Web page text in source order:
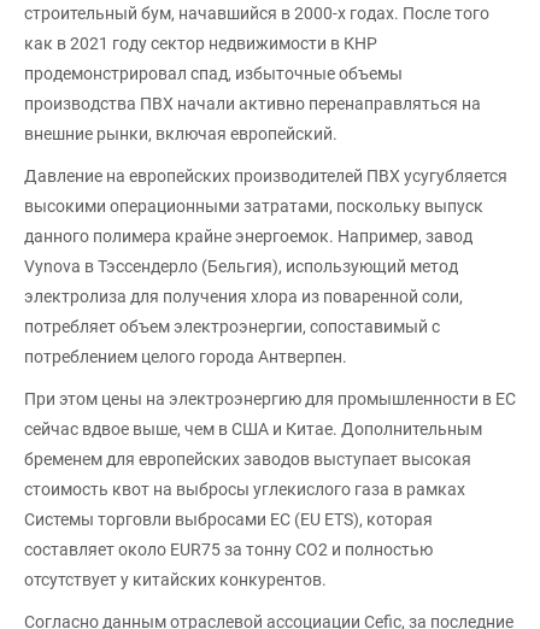
строительный бум, начавшийся в 2000-х годах. После того
как в 2021 году сектор недвижимости в КНР
продемонстрировал спад, избыточные объемы
производства ПВХ начали активно перенаправляться на
внешние рынки, включая европейский.
Давление на европейских производителей ПВХ усугубляется
высокими операционными затратами, поскольку выпуск
данного полимера крайне энергоемок. Например, завод
Vynova в Тэссендерло (Бельгия), использующий метод
электролиза для получения хлора из поваренной соли,
потребляет объем электроэнергии, сопоставимый с
потреблением целого города Антверпен.
При этом цены на электроэнергию для промышленности в ЕС
сейчас вдвое выше, чем в США и Китае. Дополнительным
бременем для европейских заводов выступает высокая
стоимость квот на выбросы углекислого газа в рамках
Системы торговли выбросами ЕС (EU ETS), которая
составляет около EUR75 за тонну CO2 и полностью
отсутствует у китайских конкурентов.
Согласно данным отраслевой ассоциации Cefic, за последние